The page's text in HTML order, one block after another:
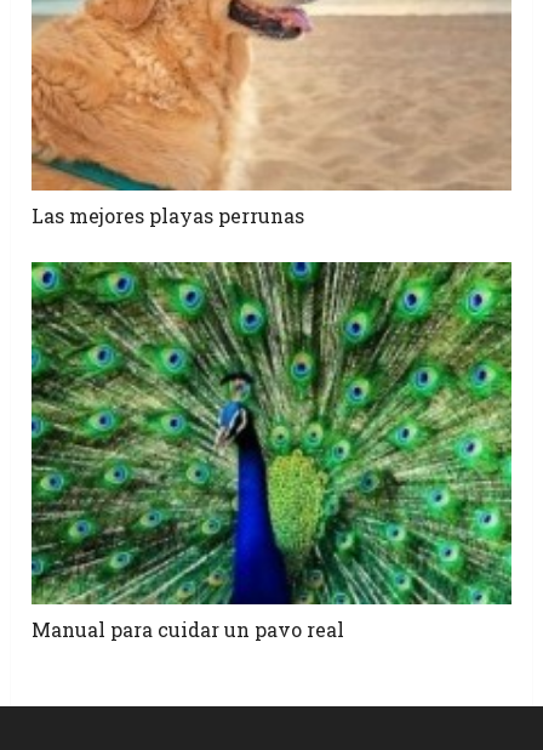
Las mejores playas perrunas
Manual para cuidar un pavo real